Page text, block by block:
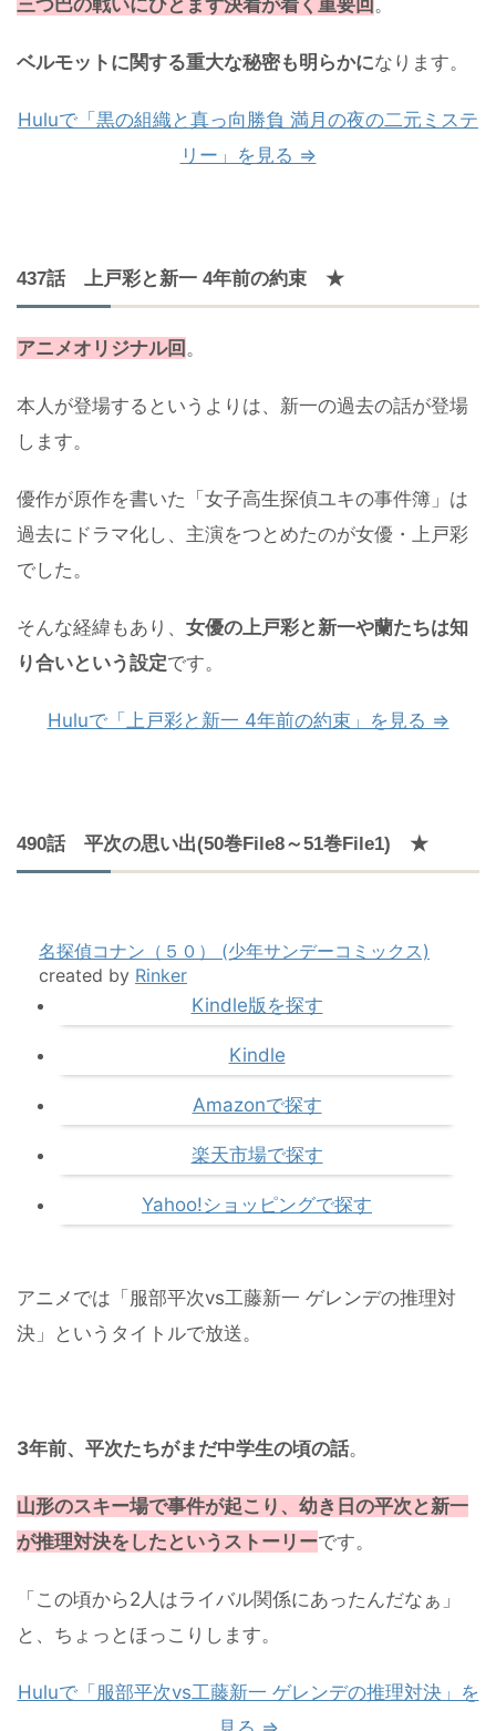
三つ巴の戦いにひとまず決着が着く重要回 。
ベルモットに関する重大な秘密も明らかになります。
Huluで「黒の組織と真っ向勝負 満月の夜の二元ミステ
リー」を見る ⇒
437話 上戸彩と新一 4年前の約束 ★
アニメオリジナル回 。
本人が登場するというよりは、新一の過去の話が登場
します。
優作が原作を書いた「女子高生探偵ユキの事件簿」は
過去にドラマ化し、主演をつとめたのが女優・上戸彩
でした。
そんな経緯もあり、 女優の上戸彩と新一や蘭たちは知
り合いという設定です。
Huluで「上戸彩と新一 4年前の約束」を見る ⇒
490話 平次の思い出(50巻File8～51巻File1) ★
名探偵コナン（５０） (少年サンデーコミックス)
created by Rinker
Kindle版を探す
Kindle
Amazonで探す
楽天市場で探す
Yahoo!ショッピングで探す
アニメでは「服部平次vs工藤新一 ゲレンデの推理対
決」というタイトルで放送。
3年前、平次たちがまだ中学生の頃の話。
山形のスキー場で事件が起こり、幼き日の平次と新一
が推理対決をしたというストーリーです。
「この頃から2人はライバル関係にあったんだなぁ」
と、ちょっとほっこりします。
Huluで「服部平次vs工藤新一 ゲレンデの推理対決」を